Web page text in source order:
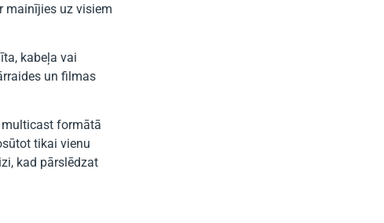
mainījies uz visiem
kabeļa vai
un filmas
multicast formātā
tikai vienu
kad pārslēdzat